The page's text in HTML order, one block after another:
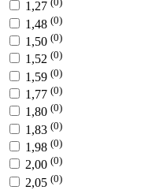
1,27
1,48 (0)
1,50 (0)
1,52 (0)
1,59 (0)
1,77 (0)
1,80 (0)
1,83 (0)
1,98 (0)
2,00 (0)
2,05 (0)